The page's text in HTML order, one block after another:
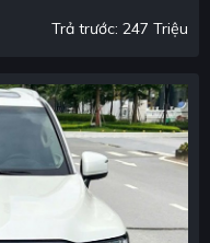
Trả trước: 247 Triệu